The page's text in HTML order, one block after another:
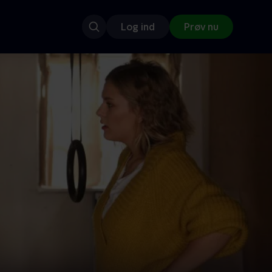
Log ind Prøv nu